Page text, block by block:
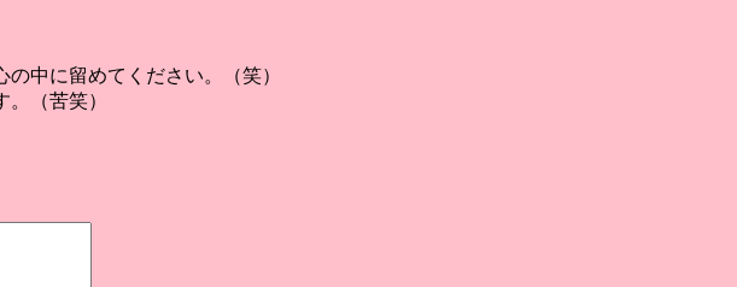
中に留めてください。（笑）
（苦笑）